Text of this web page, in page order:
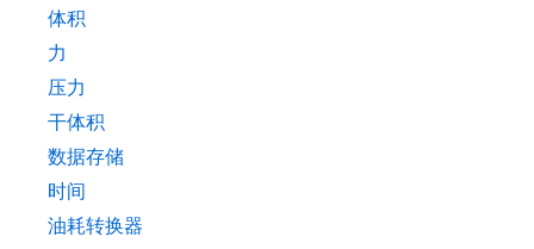
体积
力
压力
干体积
数据存储
时间
油耗转换器